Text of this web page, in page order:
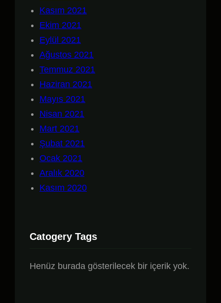
Kasım 2021
Ekim 2021
Eylül 2021
Ağustos 2021
Temmuz 2021
Haziran 2021
Mayıs 2021
Nisan 2021
Mart 2021
Şubat 2021
Ocak 2021
Aralık 2020
Kasım 2020
Catogery Tags
Henüz burada gösterilecek bir içerik yok.